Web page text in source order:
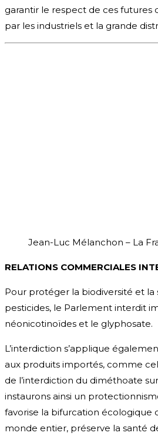
garantir le respect de ces futures
par les industriels et la grande
Jean-Luc Mélanchon – La
RELATIONS COMMERCIALES
Pour protéger la biodiversité et la
pesticides, le Parlement interdit
néonicotinoïdes et le glyphosate.
L’interdiction s’applique
aux produits importés, comme
de l’interdiction du diméthoate
instaurons ainsi un
favorise la bifurcation écologique
monde entier, préserve la santé